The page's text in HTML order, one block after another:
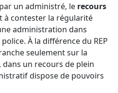
un administré, le recours
à contester la régularité
administration dans
À la différence du REP
seulement sur la
un recours de plein
dispose de pouvoirs